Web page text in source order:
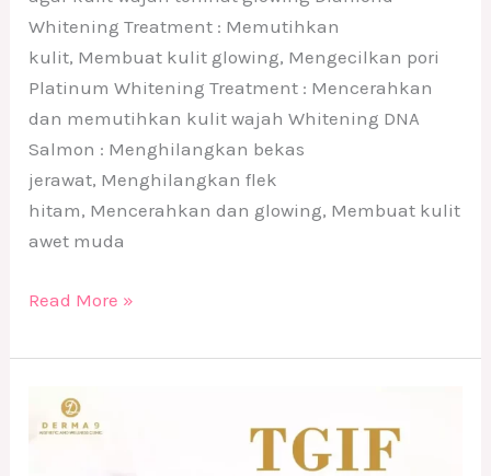
Whitening Treatment : Memutihkan
kulit, Membuat kulit glowing, Mengecilkan pori
Platinum Whitening Treatment : Mencerahkan
dan memutihkan kulit wajah Whitening DNA
Salmon : Menghilangkan bekas
jerawat, Menghilangkan flek
hitam, Mencerahkan dan glowing, Membuat kulit
awet muda
Read More »
T.G.I.F